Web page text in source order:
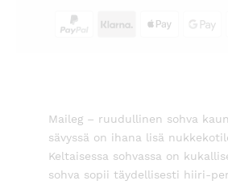
Maileg – ruudullinen sohva
sävyssä on ihana lisä
Keltaisessa sohvassa on
sohva sopii täydellisesti hiiri-